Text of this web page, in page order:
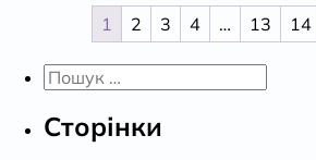
1 2 3 4 … 13 14
Пошук:
Сторінки